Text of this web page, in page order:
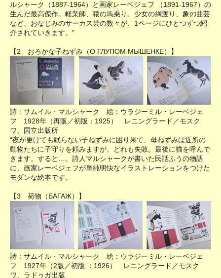
ルシャーク（1887-1964）と画家レーベジェフ （1891-1967）の
生んだ最高傑作。軽業師、猿の馬乗り、少女の綱渡り、象の曲芸
など、おなじみのサーカス芸の数々が、1ページにひとつずつ紹
介されていきます。”
【2 おろかな子ねずみ（О ГЛУПОМ МЫШЕНКЕ）】
詩：サムイル・マルシャーク 絵：ウラジーミル・レーベジェ
フ 1928年（再販／初版：1925） レニングラード／モスク
ワ、国立出版所
“夜が更けても眠らない子ねずみに困り果て、母ねずみは近所の
動物たちに子守りを頼みますが、どれも失敗。最後に猫を呼んで
きます。すると…。詩人マルシャークが書いた民話ふうの物語
に、画家レーベジェフが単純明快なイラストレーションをつけた
モダンな絵本です。
【3 荷物（БАГАЖ）】
詩：サムイル・マルシャーク 絵：ウラジーミル・レーベジェ
フ 1927年（2版／初版:：1926） レニングラード／モスク
ワ、ラドゥガ出版